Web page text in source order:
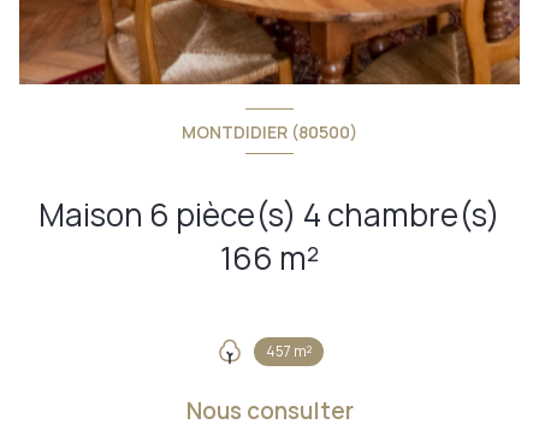
MONTDIDIER (80500)
Maison 6 pièce(s) 4 chambre(s)
166 m²
457 m²
Nous consulter